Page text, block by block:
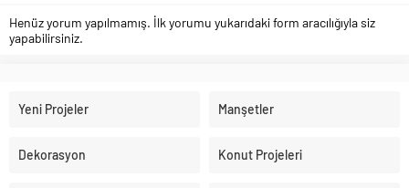
Henüz yorum yapılmamış. İlk yorumu yukarıdaki form aracılığıyla siz
yapabilirsiniz.
Yeni Projeler Manşetler
Dekorasyon Konut Projeleri